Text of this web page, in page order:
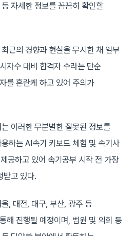
자세한 정보를 꼼꼼히 확인할
근의 경향과 현실을 무시한 채 일부
자수 대비 합격자 수라는 단순
를 혼란케 하고 있어 주의가
이러한 무분별한 잘못된 정보를
하는 AI속기 키보드 체험 및 속기사
공하고 있어 속기공부 시작 전 가장
받고 있다.
, 대전, 대구, 부산, 광주 등
해 진행될 예정이며, 법원 및 의회 등